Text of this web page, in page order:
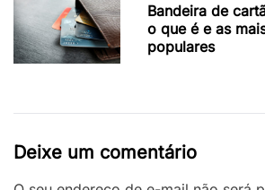
Bandeira de
o que é e as
populares
Deixe um comentário